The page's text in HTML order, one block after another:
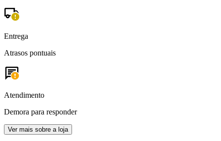
Entrega
Atrasos pontuais
Atendimento
Demora para responder
Ver mais sobre a loja